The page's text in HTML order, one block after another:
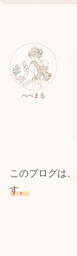
べべまる
このブログは、
す。